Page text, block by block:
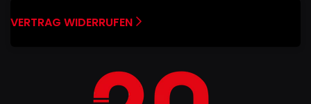
VERTRAG WIDERRUFEN